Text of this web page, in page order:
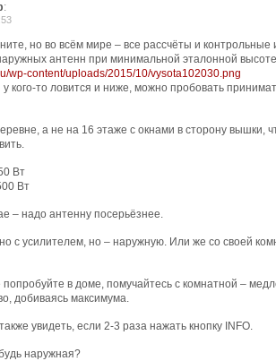
:
но во всём мире – все рассчёты и
антенн при минимальной эталонной
wp-content/uploads/2015/10/vysota102030.png
у кого-то ловится и ниже, можно пробовать
а не на 16 этаже с окнами в сторону вышки,
Вт
Вт
– надо антенну посерьёзнее.
с усилителем, но – наружную. Или же со своей
в доме, помучайтесь с комнатной –
добиваясь максимума.
увидеть, если 2-3 раза нажать кнопку INFO.
наружная?